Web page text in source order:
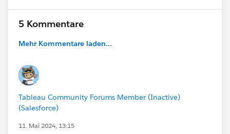
5 Kommentare
Mehr Kommentare laden...
Tableau Community Forums Member (Inactive)
(Salesforce)
11. Mai 2024, 13:15